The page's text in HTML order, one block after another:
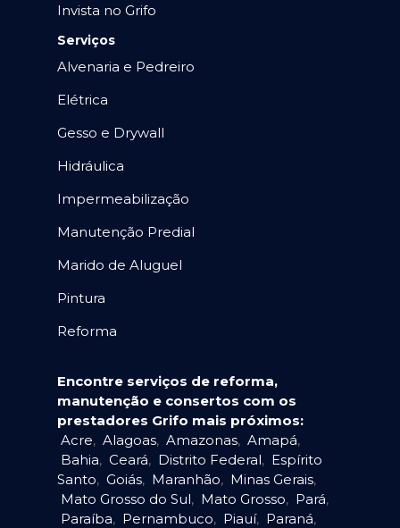
Invista no Grifo
Serviços
Alvenaria e Pedreiro
Elétrica
Gesso e Drywall
Hidráulica
Impermeabilização
Manutenção Predial
Marido de Aluguel
Pintura
Reforma
Encontre serviços de reforma,
manutenção e consertos com os
prestadores Grifo mais próximos:
Acre, Alagoas, Amazonas, Amapá,
Bahia, Ceará, Distrito Federal, Espírito
Santo, Goiás, Maranhão, Minas Gerais,
Mato Grosso do Sul, Mato Grosso, Pará,
Paraíba, Pernambuco, Piauí, Paraná,